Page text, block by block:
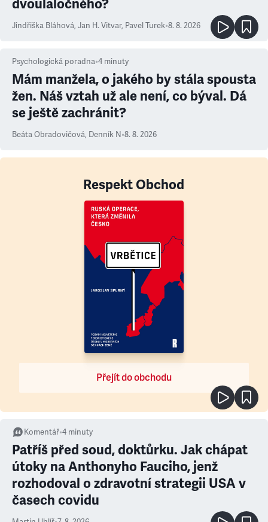
dvoulaločného?
Jindřiška Bláhová, Jan H. Vitvar, Pavel Turek•8. 8. 2026
Psychologická poradna•4 minuty
Mám manžela, o jakého by stála spousta
žen. Náš vztah už ale není, co býval. Dá
se ještě zachránit?
Beáta Obradovičová, Denník N•8. 8. 2026
Respekt Obchod
Přejít do obchodu
Komentář•4 minuty
Patříš před soud, doktůrku. Jak chápat
útoky na Anthonyho Fauciho, jenž
rozhodoval o zdravotní strategii USA v
časech covidu